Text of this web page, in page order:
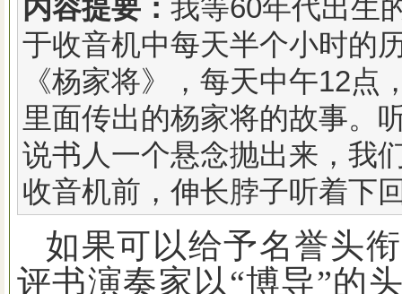
内容提要： 我等60年代出生
于收音机中每天半个小时的
《杨家将》，每天中午12
里面传出的杨家将的故事。
说书人一个悬念抛出来，我
收音机前，伸长脖子听着下
如果可以给予名誉头
评书演奏家以“博导”的